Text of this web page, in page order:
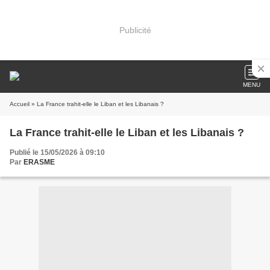
Publicité
MENU
Accueil » La France trahit-elle le Liban et les Libanais ?
La France trahit-elle le Liban et les Libanais ?
Publié le 15/05/2026 à 09:10
Par ERASME